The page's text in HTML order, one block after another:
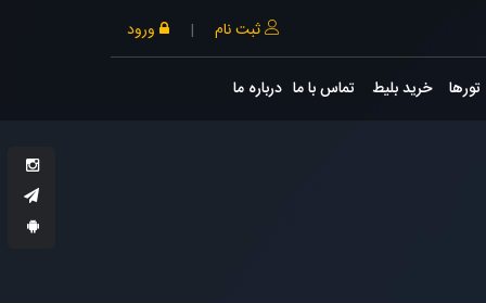
ثبت نام | ورود
تورها خرید بلیط تماس با ما درباره ما